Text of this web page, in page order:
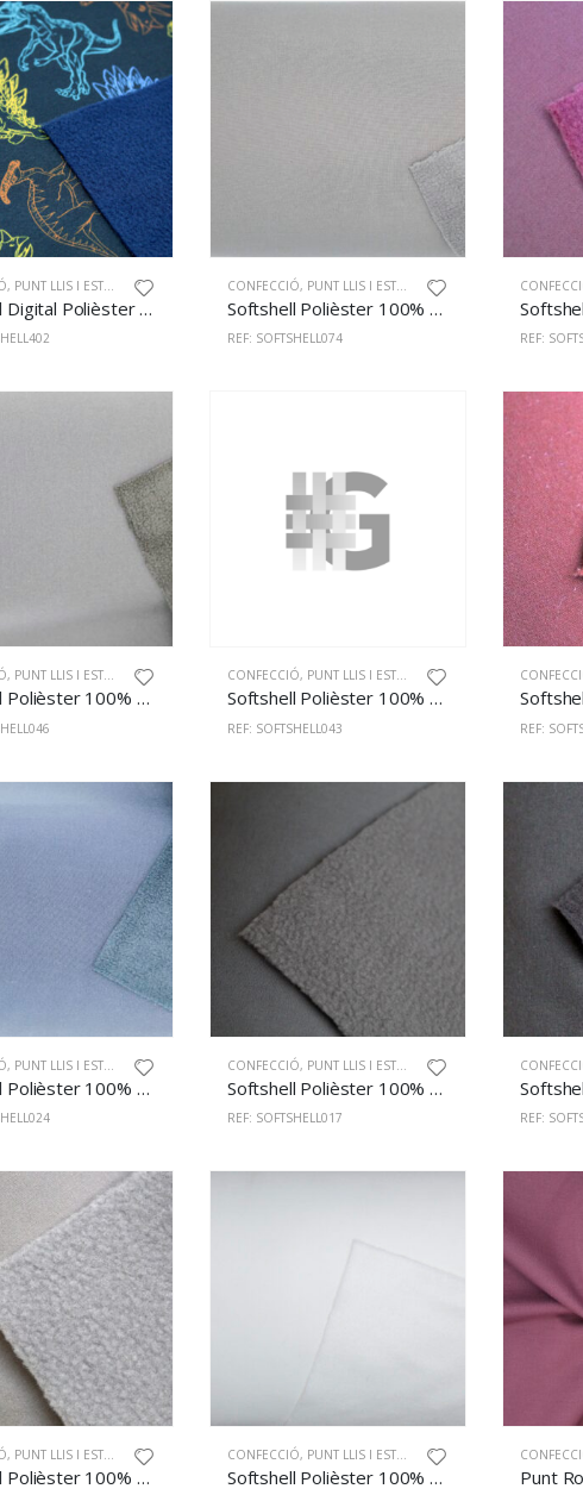
, PUNT LLIS I ESTAMPAT
Softshell Digital Polièster 100% 145cm 402
CONFECCIÓ, PUNT LLIS I ESTAMPAT
Softshell Polièster 100% 145cm Sand Opal
REF: SOFTSHELL074 REF:
, PUNT LLIS I ESTAMPAT
Softshell Polièster 100% 145cm Kaki
CONFECCIÓ, PUNT LLIS I ESTAMPAT
Softshell Polièster 100% 145cm Blau
REF: SOFTSHELL043 REF:
, PUNT LLIS I ESTAMPAT
Softshell Polièster 100% 145cm Marí
CONFECCIÓ, PUNT LLIS I ESTAMPAT
Softshell Polièster 100% 145cm Gris Fosc
REF: SOFTSHELL017 REF:
, PUNT LLIS I ESTAMPAT
Softshell Polièster 100% 145cm Gris
CONFECCIÓ, PUNT LLIS I ESTAMPAT
Softshell Polièster 100% 145cm Blanc